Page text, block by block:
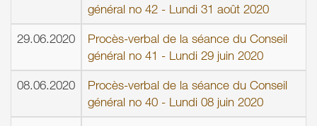
général no 42 - Lundi 31 août 2020
29.06.2020
Procès-verbal de la séance du Conseil
général no 41 - Lundi 29 juin 2020
08.06.2020
Procès-verbal de la séance du Conseil
général no 40 - Lundi 08 juin 2020